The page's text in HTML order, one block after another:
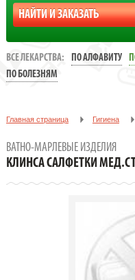
ВСЕ ЛЕКАРСТВА: ПО АЛФАВИТУ
ПО БОЛЕЗНЯМ
Главная страница Гигиена
ВАТНО-МАРЛЕВЫЕ ИЗДЕЛИЯ
КЛИНСА САЛФЕТКИ